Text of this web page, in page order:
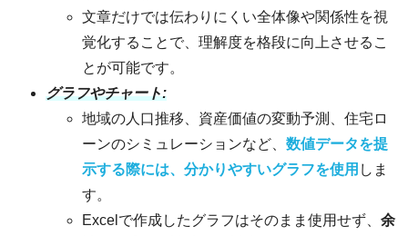
文章だけでは伝わりにくい全体像や関係性を視
覚化することで、理解度を格段に向上させるこ
とが可能です。
グラフやチャート:
地域の人口推移、資産価値の変動予測、住宅ロ
ーンのシミュレーションなど、 数値データを提
示する際には、分かりやすいグラフを使用 しま
す。
Excelで作成したグラフはそのまま使用せず、 余